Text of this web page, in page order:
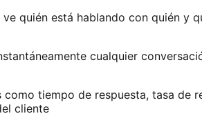
quién está hablando con quién y
cualquier
tiempo de respuesta, tasa de
cliente